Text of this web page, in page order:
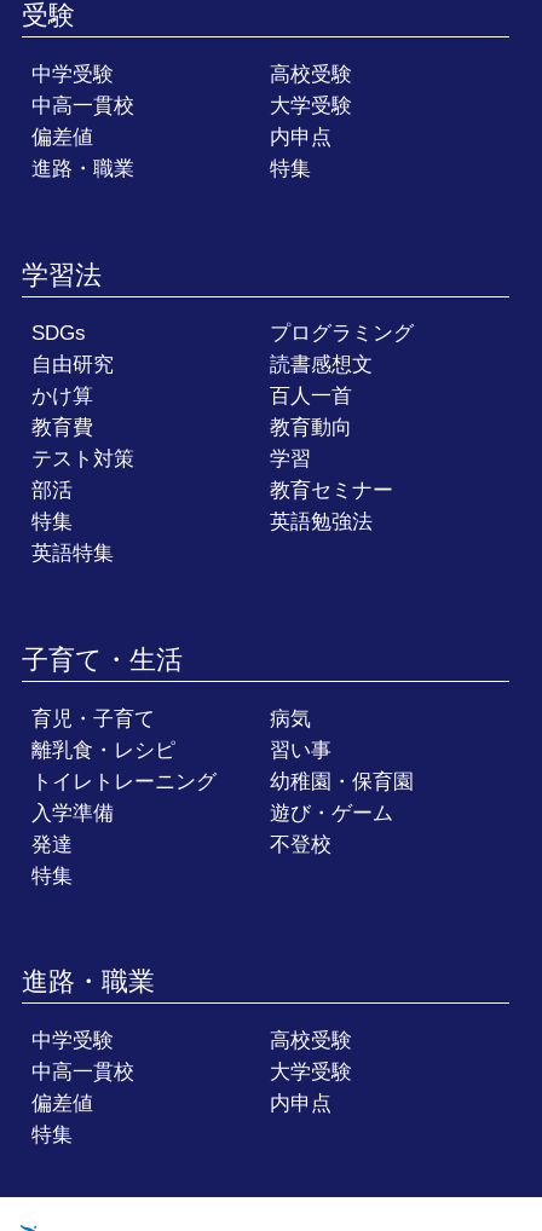
受験
中学受験
高校受験
中高一貫校
大学受験
偏差値
内申点
進路・職業
特集
学習法
SDGs
プログラミング
自由研究
読書感想文
かけ算
百人一首
教育費
教育動向
テスト対策
学習
部活
教育セミナー
特集
英語勉強法
英語特集
子育て・生活
育児・子育て
病気
離乳食・レシピ
習い事
トイレトレーニング
幼稚園・保育園
入学準備
遊び・ゲーム
発達
不登校
特集
進路・職業
中学受験
高校受験
中高一貫校
大学受験
偏差値
内申点
特集